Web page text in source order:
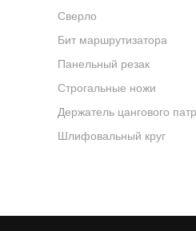
Сверло
Бит маршрутизатора
Панельный резак
Строгальные ножи
Держатель цангового
Шлифовальный круг